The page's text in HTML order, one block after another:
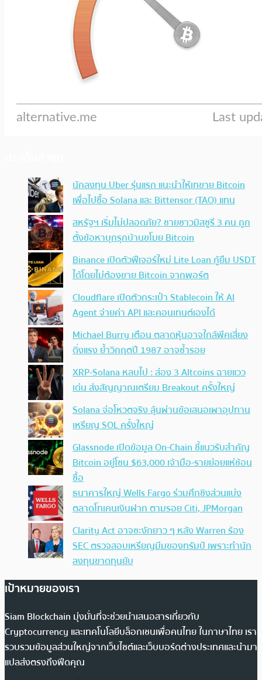
นักลงทุน Uber รุ่นแรก แนะนำให้เทขาย Bitcoin
เพื่อไปซื้อ Solana และ Bittensor (TAO) แทน
สหรัฐฯ เริ่มไม่ปลอดภัย? ชายชาวมิสซูรี 3 คน ถูก
ตั้งข้อหาบุกรุกบ้านขโมย Bitcoin
Binance เปิดตัวฟีเจอร์ใหม่ Lite Loan กู้ยืม USDT
ได้โดยไม่ต้องขาย Bitcoin จากพอร์ต
Cloudflare เปิดตัวกระเป๋า Stablecoin ให้ AI
Agent จ่ายค่า API และคอนเทนต์เองได้
Michael Burry เตือน ตลาดหุ้นอาจใกล้พีคเสี่ยง
ดิ่งแรง ย้ำวิกฤตปี 1987 อาจซ้ำรอย
XRP-Solana หลบไป : ส่อง 3 Altcoins ฉายแวว
เด่น ส่งสัญญาณเตรียม Breakout ครั้งใหญ่
Solana จ่อโหวตจริง ลุ้นผ่านข้อเสนอเผาอุปทาน
เหรียญ SOL ครั้งใหญ่
Glassnode เปิดข้อมูล On-Chain ชี้แนวรับสำคัญ
Bitcoin อยู่โซน $63,000 เจ้ามือ-รายย่อยแห่ช้อน
ซื้อ
ธนาคารใหญ่ Wells Fargo ร่วมศึกชิงส่วนแบ่ง
ตลาดโทเคนเงินฝาก ตามรอย Citi, JPMorgan
Clarity Act อาจชะงักยาว ๆ หลัง Warren ร้อง
SEC ตรวจสอบเหรียญมีมของทรัมป์ เพราะทำนัก
ลงทุนขาดทุนยับ
เป้าหมายของเรา
Siam Blockchain มุ่งมั่นที่จะช่วยนำเสนอสารเกี่ยวกับ
Cryptocurrency และเทคโนโลยีบล็อกเชนเพื่อคนไทย ในภาษาไทย เรา
รวบรวมข้อมูลส่วนใหญ่จากเว็บไซต์และเว็บบอร์ดต่างประเทศและนำมา
แปลส่งตรงถึงฟีดคุณ